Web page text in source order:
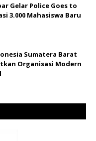
Gelar Police Goes to
3.000 Mahasiswa Baru
Sumatera Barat
Organisasi Modern